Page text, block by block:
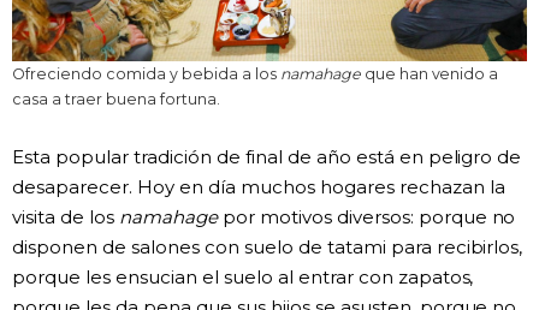
Ofreciendo comida y bebida a los namahageque han venido a
casa a traer buena fortuna.
Esta popular tradición de final de año está en peligro de
desaparecer. Hoy en día muchos hogares rechazan la
visita de los namahage por motivos diversos: porque no
disponen de salones con suelo de tatami para recibirlos,
porque les ensucian el suelo al entrar con zapatos,